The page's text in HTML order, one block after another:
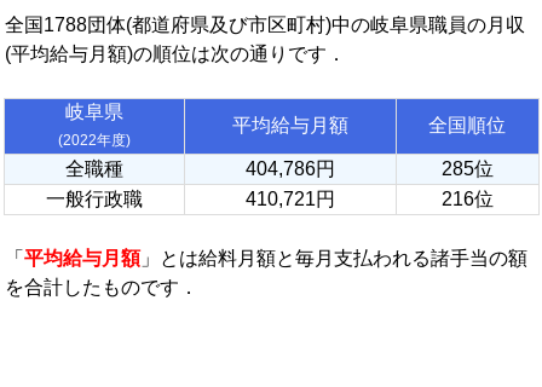
全国1788団体(都道府県及び市区町村)中の岐阜県職員の月収
(平均給与月額)の順位は次の通りです．
岐阜県
(2022年度)
平均給与月額 全国順位
全職種 404,786円
285位
一般行政職
410,721円 216位
「 平均給与月額」とは給料月額と毎月支払われる諸手当の額
を合計したものです．